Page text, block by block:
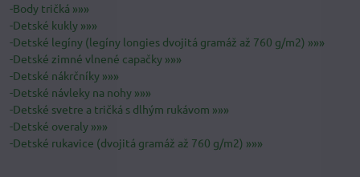
-Body tričká »»»
-Detské kukly »»»
-Detské legíny (legíny longies dvojitá gramáž až 760 g/m2) »»»
-Detské zimné vlnené capačky »»»
-Detské nákrčníky »»»
-Detské návleky na nohy »»»
-Detské svetre a tričká s dlhým rukávom »»»
-Detské overaly »»»
-Detské rukavice (dvojitá gramáž až 760 g/m2) »»»